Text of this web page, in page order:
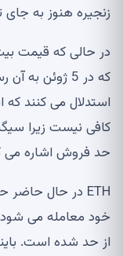
زنجیره هنوز به
که در 5 ژوئن
استدلال می کنند
کافی نیست زیرا
حد فروش اشاره می
خود معامله می
از حد شده است.